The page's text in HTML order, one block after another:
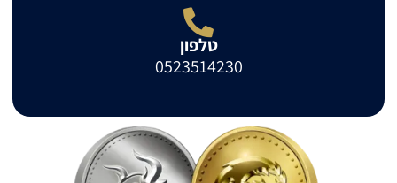
טלפון
0523514230